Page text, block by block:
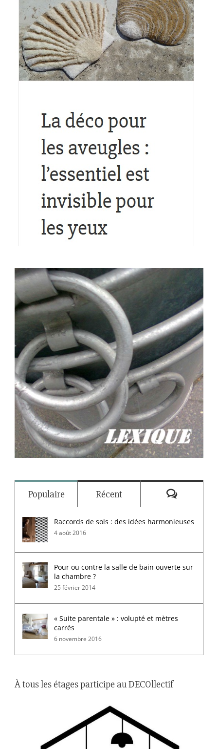
Populaire Récent
Raccords de sols : des idées harmonieuses
4 août 2016
Pour ou contre la salle de bain ouverte sur
la chambre ?
25 février 2014
« Suite parentale » : volupté et mètres
carrés
6 novembre 2016
À tous les étages participe au DECOllectif